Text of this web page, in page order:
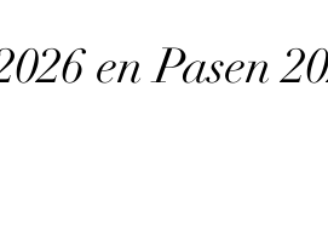
en Pasen